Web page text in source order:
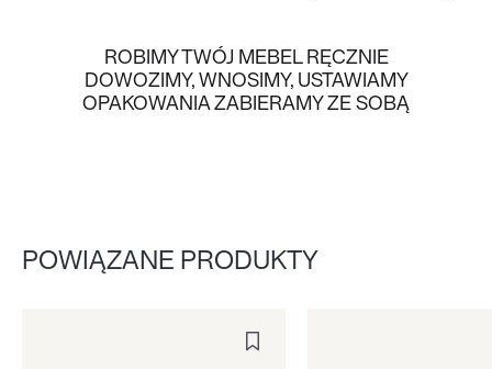
ROBIMY TWÓJ MEBEL RĘCZNIE
DOWOZIMY, WNOSIMY, USTAWIAMY
OPAKOWANIA ZABIERAMY ZE SOBĄ
POWIĄZANE PRODUKTY